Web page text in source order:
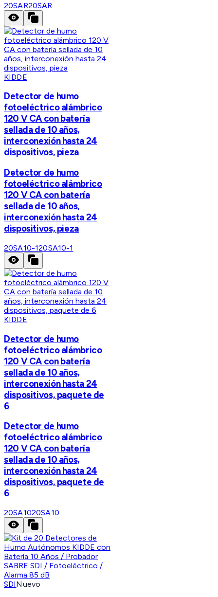
20SAR20SAR
KIDDE
Detector de humo
fotoeléctrico alámbrico
120 V CA con batería
sellada de 10 años,
interconexión hasta 24
dispositivos, pieza
Detector de humo
fotoeléctrico alámbrico
120 V CA con batería
sellada de 10 años,
interconexión hasta 24
dispositivos, pieza
20SA10-120SA10-1
KIDDE
Detector de humo
fotoeléctrico alámbrico
120 V CA con batería
sellada de 10 años,
interconexión hasta 24
dispositivos, paquete de
6
Detector de humo
fotoeléctrico alámbrico
120 V CA con batería
sellada de 10 años,
interconexión hasta 24
dispositivos, paquete de
6
20SA1020SA10
SDINuevo